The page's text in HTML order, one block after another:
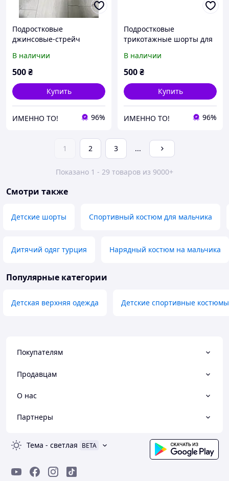
Подростковые
джинсовые-стрейч
Global Венгрия на 7-8 лет
В наличии
500₴
Купить
ИМЕННО ТО! 96%
Подростковые
трикотажные шорты для
на 6-8 лет
В наличии
500₴
Купить
ИМЕННО ТО! 96%
1 2 3 ...
Показано 1 - 29 товаров из 9000+
Смотри также
Детские шорты Спортивный костюм для мальчика
Дитячий одяг турция Нарядный костюм на мальчика
Популярные категории
Детская верхняя одежда Детские спортивные костюмы
Покупателям
Продавцам
О нас
Партнеры
Тема - светлая BETA